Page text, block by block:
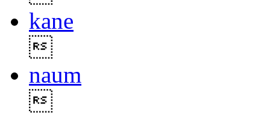
kane
naum